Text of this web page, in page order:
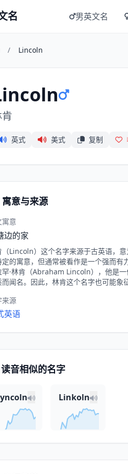
名 男英文名
/ Lincoln
英式 美式 复制
寓意与来源
寓意
边的家
（Lincoln）这个名字来源于古英语，意
定的寓意，但通常被看作是一个强而
罕·林肯（Abraham Lincoln），他是
而闻名。因此，林肯这个名字也可能象
来源
英语
读音相似的名字
Linkoln